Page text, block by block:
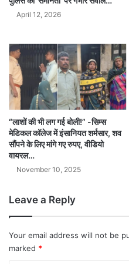
April 12, 2026
“लाशों की भी लग गई बोली!” -सिम्स
मेडिकल कॉलेज में इंसानियत शर्मसार, शव
सौंपने के लिए मांगे गए रुपए, वीडियो
वायरल…
November 10, 2025
Leave a Reply
Your email address will not be
marked *